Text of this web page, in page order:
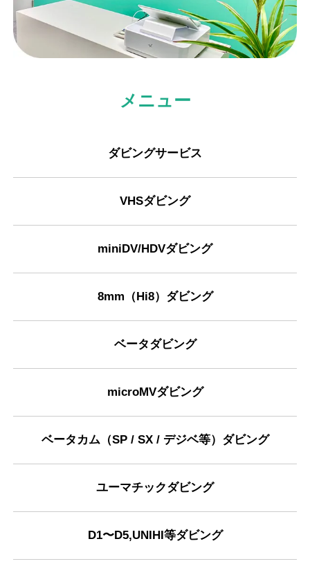
メニュー
ダビングサービス
VHSダビング
miniDV/HDVダビング
8mm（Hi8）ダビング
ベータダビング
microMVダビング
ベータカム（SP / SX / デジベ等）ダビング
ユーマチックダビング
D1〜D5,UNIHI等ダビング